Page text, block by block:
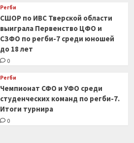
Регби
СШОР по ИВС Тверской области
выиграла Первенство ЦФО и
СЗФО по регби-7 среди юношей
до 18 лет
0
Регби
Чемпионат СФО и УФО среди
студенческих команд по регби-7.
Итоги турнира
0